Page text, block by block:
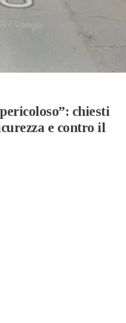
chiesti
e contro il